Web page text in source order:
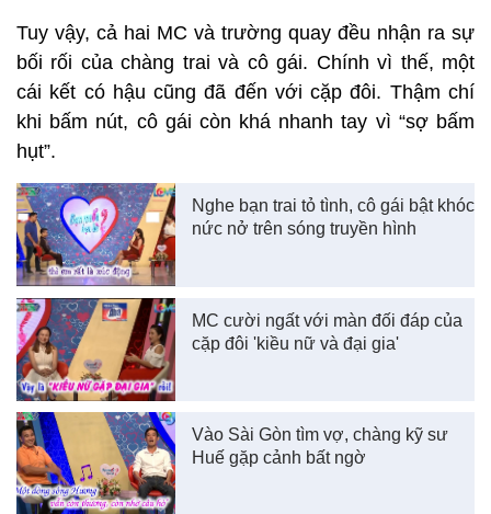
Tuy vậy, cả hai MC và trường quay đều nhận ra sự
bối rối của chàng trai và cô gái. Chính vì thế, một
cái kết có hậu cũng đã đến với cặp đôi. Thậm chí
khi bấm nút, cô gái còn khá nhanh tay vì “sợ bấm
hụt”.
Nghe bạn trai tỏ tình, cô gái bật khóc
nức nở trên sóng truyền hình
MC cười ngất với màn đối đáp của
cặp đôi 'kiều nữ và đại gia'
Vào Sài Gòn tìm vợ, chàng kỹ sư
Huế gặp cảnh bất ngờ